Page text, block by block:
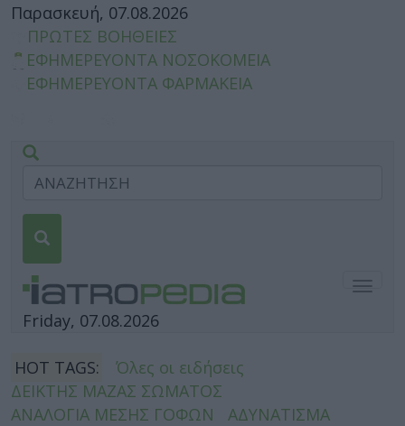
Παρασκευή, 07.08.2026
ΠΡΩΤΕΣ ΒΟΗΘΕΙΕΣ
ΕΦΗΜΕΡΕΥΟΝΤΑ ΝΟΣΟΚΟΜΕΙΑ
ΕΦΗΜΕΡΕΥΟΝΤΑ ΦΑΡΜΑΚΕΙΑ
Friday, 07.08.2026
HOT TAGS:
Όλες οι ειδήσεις
ΔΕΙΚΤΗΣ ΜΑΖΑΣ ΣΩΜΑΤΟΣ
ΑΝΑΛΟΓΙΑ ΜΕΣΗΣ ΓΟΦΩΝ
ΑΔΥΝΑΤΙΣΜΑ